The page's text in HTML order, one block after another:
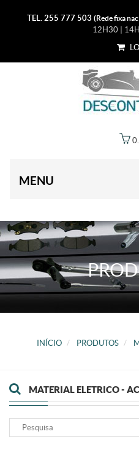
TEL. 255 777 503 (Rede fixa
12H30 |
MENU
INÍCIO PRODUTOS
MATERIAL ELETRICO - AC